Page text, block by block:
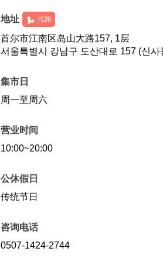
地址 找路
首尔市江南区岛山大路157, 1层
서울특별시 강남구 도산대로 157 (신사
集市日
周一至周六
营业时间
10:00~20:00
公休假日
传统节日
咨询电话
0507-1424-2744